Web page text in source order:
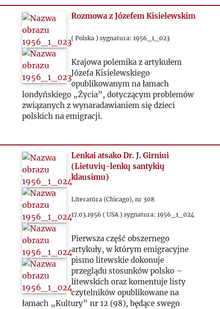
1975
1977
1978
1980
1983
1984
1985
Rozmowa z Józefem Kisielewskim
( Polska ) sygnatura: 1956_1_023
Krajowa polemika z artykułem
Józefa Kisielewskiego
opublikowanym na łamach
londyńskiego „Życia”, dotyczącym problemów
związanych z wynaradawianiem się dzieci
polskich na emigracji.
Lenkai atsako Dr. J. Girniui
(Lietuvių-lenkų santykių
klausimu)
Literatūra (Chicago), nr 308
17.03.1956 ( USA ) sygnatura: 1956_1_024
Pierwsza część obszernego
artykuły, w którym emigracyjne
pismo litewskie dokonuje
przeglądu stosunków polsko –
litewskich oraz komentuje listy
czytelników opublikowane na
łamach „Kultury” nr 12 (98), będące swego